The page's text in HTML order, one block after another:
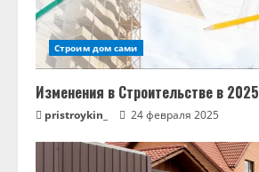
е
н
и
е
Строим дом сами
Изменения в Строительстве в 2025
pristroykin_ 24 февраля 2025